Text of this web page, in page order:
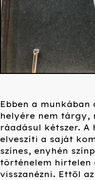
Ebben a
helyére nem tárgy,
ráadásul kétszer.
elveszíti a saját
színes, enyhén
történelem hirtelen
visszanézni. Ettől